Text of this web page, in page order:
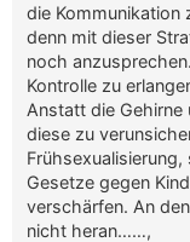
die Kommunikation
denn mit dieser
noch
Kontrolle zu
Anstatt die Gehirne
diese zu
Gesetze gegen
verschärfen. An
nicht heran……,